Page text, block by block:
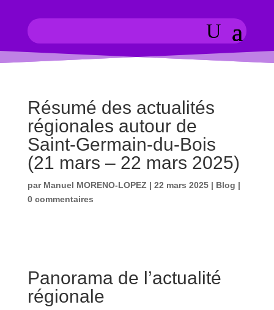
Résumé des actualités
régionales autour de
Saint-Germain-du-Bois
(21 mars – 22 mars 2025)
par Manuel MORENO-LOPEZ| 22 mars 2025| Blog |
0 commentaires
Panorama de l’actualité
régionale